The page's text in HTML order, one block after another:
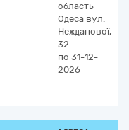
область
Одеса вул.
Нежданової,
32
по 31-12-
2026